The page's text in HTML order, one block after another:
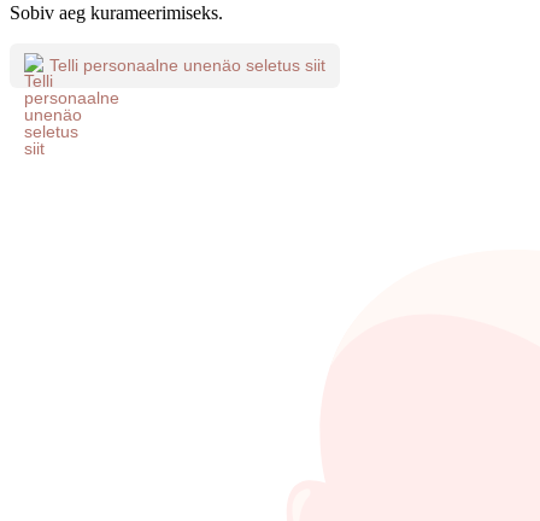
Sobiv aeg kurameerimiseks.
Telli personaalne unenäo seletus siit